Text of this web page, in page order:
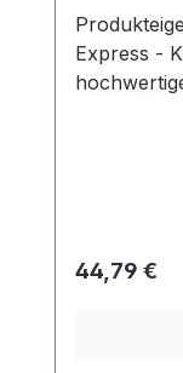
Express -
CX 3
Minuten
Regulärer
44,79 €